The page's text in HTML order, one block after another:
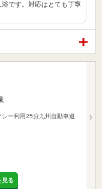
です。対応はとても丁寧
ー利用25分九州自動車道
見る